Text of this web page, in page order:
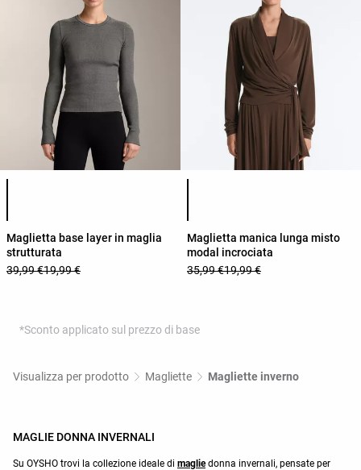
Elenco dei colori del prodotto
Maglietta base layer in maglia
strutturata
39,99 €19,99 €
Elenco dei colori del prodotto
Maglietta manica lunga misto
modal incrociata
35,99 €19,99 €
*Sconto applicato sul prezzo di base
Visualizza per prodotto Magliette Magliette inverno
MAGLIE DONNA INVERNALI
Su OYSHO trovi la collezione ideale di magliedonna invernali, pensate per